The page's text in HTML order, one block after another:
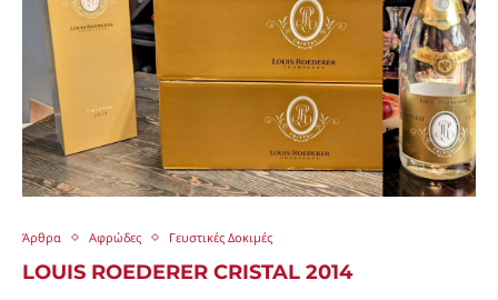
Άρθρα Αφρώδες Γευστικές Δοκιμές
LOUIS ROEDERER CRISTAL 2014